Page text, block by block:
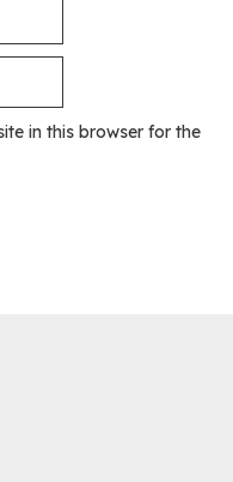
in this browser for the